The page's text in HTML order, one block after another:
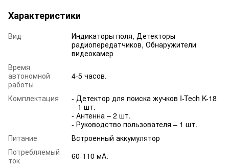
Характеристики
Вид
Индикаторы поля, Детекторы
радиопередатчиков, Обнаружители
видеокамер
Время
автономной
работы
4-5 часов.
Комплектация
- Детектор для поиска жучков I-Tech K-18
– 1 шт.
- Антенна – 2 шт.
- Руководство пользователя – 1 шт.
Питание
Встроенный аккумулятор
Потребляемый
ток
60-110 мА.